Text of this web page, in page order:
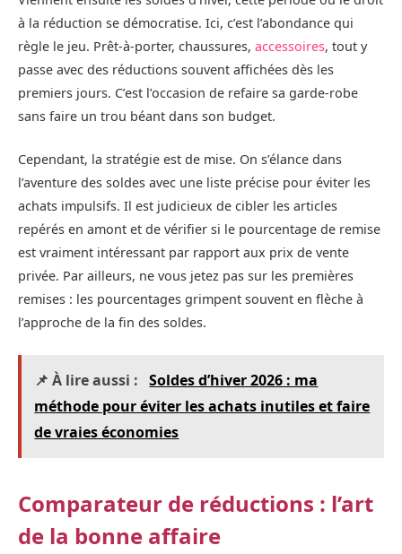
à la réduction se démocratise. Ici, c’est l’abondance qui
règle le jeu. Prêt-à-porter, chaussures, accessoires, tout y
passe avec des réductions souvent affichées dès les
premiers jours. C’est l’occasion de refaire sa garde-robe
sans faire un trou béant dans son budget.
Cependant, la stratégie est de mise. On s’élance dans
l’aventure des soldes avec une liste précise pour éviter les
achats impulsifs. Il est judicieux de cibler les articles
repérés en amont et de vérifier si le pourcentage de remise
est vraiment intéressant par rapport aux prix de vente
privée. Par ailleurs, ne vous jetez pas sur les premières
remises : les pourcentages grimpent souvent en flèche à
l’approche de la fin des soldes.
📌 À lire aussi :
Soldes d’hiver 2026 : ma
méthode pour éviter les achats inutiles et faire
de vraies économies
Comparateur de réductions : l’art
de la bonne affaire